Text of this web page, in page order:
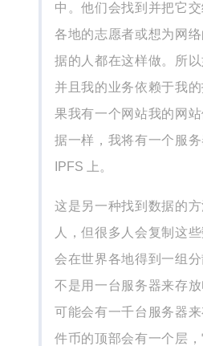
中。他们会找到并把它
各地的志愿者或想为网
据的人都在这样做。所
并且我的业务依赖于我
果我有一个网站我的网
据一样，我将有一个服
IPFS 上。
这是另一种找到数据的
人，但很多人会复制这
会在世界各地得到一组
不是用一台服务器来存放
可能会有一千台服务器
件币的顶部会有一个层